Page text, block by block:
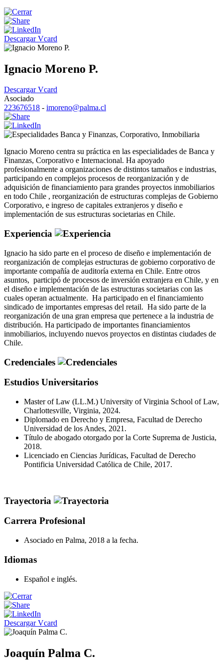
Descargar Vcard
Ignacio Moreno P.
Descargar Vcard
Asociado
223676518 - imoreno@palma.cl
Banca y Finanzas, Corporativo, Inmobiliaria
Ignacio Moreno centra su práctica en las especialidades de Banca y
Finanzas, Corporativo e Internacional. Ha apoyado
profesionalmente a organizaciones de distintos tamaños e industrias,
participando en complejos procesos de reorganización y de
adquisición de financiamiento para grandes proyectos inmobiliarios
en todo Chile , reorganización de estructuras complejas de Gobierno
Corporativo, e ingreso de capitales extranjeros y diseño e
implementación de sus estructuras societarias en Chile.
Experiencia
Ignacio ha sido parte en el proceso de diseño e implementación de
reorganización de complejas estructuras de gobierno corporativo de
importante compañía de auditoría externa en Chile. Entre otros
asuntos, participó de procesos de inversión extranjera en Chile, y en
el diseño e implementación de las estructuras societarias con las
cuales operan actualmente. Ha participado en el financiamiento
sindicado de importantes empresas del retail. Ha sido parte de la
reorganización de una gran empresa que pertenece a la industria de
distribución. Ha participado de importantes financiamientos
inmobiliarios, incluyendo nuevos proyectos en distintas ciudades de
Chile.
Credenciales
Estudios Universitarios
Master of Law (LL.M.) University of Virginia School of Law,
Charlottesville, Virginia, 2024.
Diplomado en Derecho y Empresa, Facultad de Derecho
Universidad de los Andes, 2021.
Título de abogado otorgado por la Corte Suprema de Justicia,
2018.
Licenciado en Ciencias Jurídicas, Facultad de Derecho
Pontificia Universidad Católica de Chile, 2017.
Trayectoria
Carrera Profesional
Asociado en Palma, 2018 a la fecha.
Idiomas
Español e inglés.
Descargar Vcard
Joaquín Palma C.